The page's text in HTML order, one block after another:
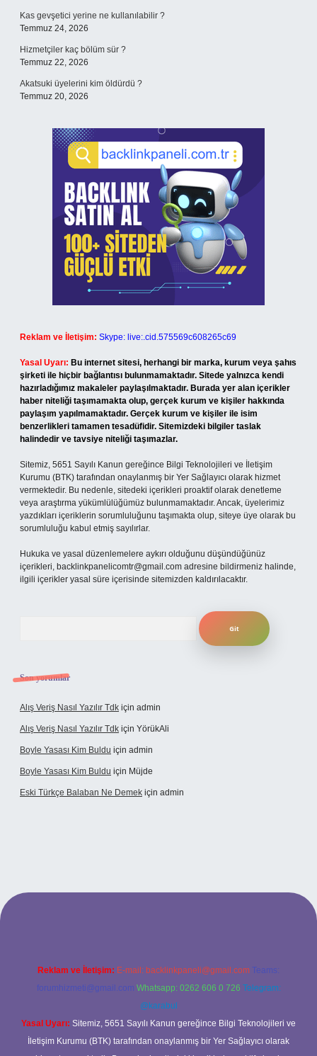
Kas gevşetici yerine ne kullanılabilir ?
Temmuz 24, 2026
Hizmetçiler kaç bölüm sür ?
Temmuz 22, 2026
Akatsuki üyelerini kim öldürdü ?
Temmuz 20, 2026
Reklam ve İletişim: Skype: live:.cid.575569c608265c69
Yasal Uyarı: Bu internet sitesi, herhangi bir marka, kurum veya şahıs
şirketi ile hiçbir bağlantısı bulunmamaktadır. Sitede yalnızca kendi
hazırladığımız makaleler paylaşılmaktadır. Burada yer alan içerikler
haber niteliği taşımamakta olup, gerçek kurum ve kişiler hakkında
paylaşım yapılmamaktadır. Gerçek kurum ve kişiler ile isim
benzerlikleri tamamen tesadüfidir. Sitemizdeki bilgiler taslak
halindedir ve tavsiye niteliği taşımazlar.
Sitemiz, 5651 Sayılı Kanun gereğince Bilgi Teknolojileri ve İletişim
Kurumu (BTK) tarafından onaylanmış bir Yer Sağlayıcı olarak hizmet
vermektedir. Bu nedenle, sitedeki içerikleri proaktif olarak denetleme
veya araştırma yükümlülüğümüz bulunmamaktadır. Ancak, üyelerimiz
yazdıkları içeriklerin sorumluluğunu taşımakta olup, siteye üye olarak bu
sorumluluğu kabul etmiş sayılırlar.
Hukuka ve yasal düzenlemelere aykırı olduğunu düşündüğünüz
içerikleri, backlinkpanelicomtr@gmail.com adresine bildirmeniz halinde,
ilgili içerikler yasal süre içerisinde sitemizden kaldırılacaktır.
Son yorumlar
Alış Veriş Nasıl Yazılır Tdk için admin
Alış Veriş Nasıl Yazılır Tdk için YörükAli
Boyle Yasası Kim Buldu için admin
Boyle Yasası Kim Buldu için Müjde
Eski Türkçe Balaban Ne Demek için admin
casino
Reklam ve İletişim: E-mail: backlinkpaneli@gmail.com Teams:
forumhizmeti@gmail.com Whatsapp: 0262 606 0 726 Telegram:
@karabul
Yasal Uyarı: Sitemiz, 5651 Sayılı Kanun gereğince Bilgi Teknolojileri ve
İletişim Kurumu (BTK) tarafından onaylanmış bir Yer Sağlayıcı olarak